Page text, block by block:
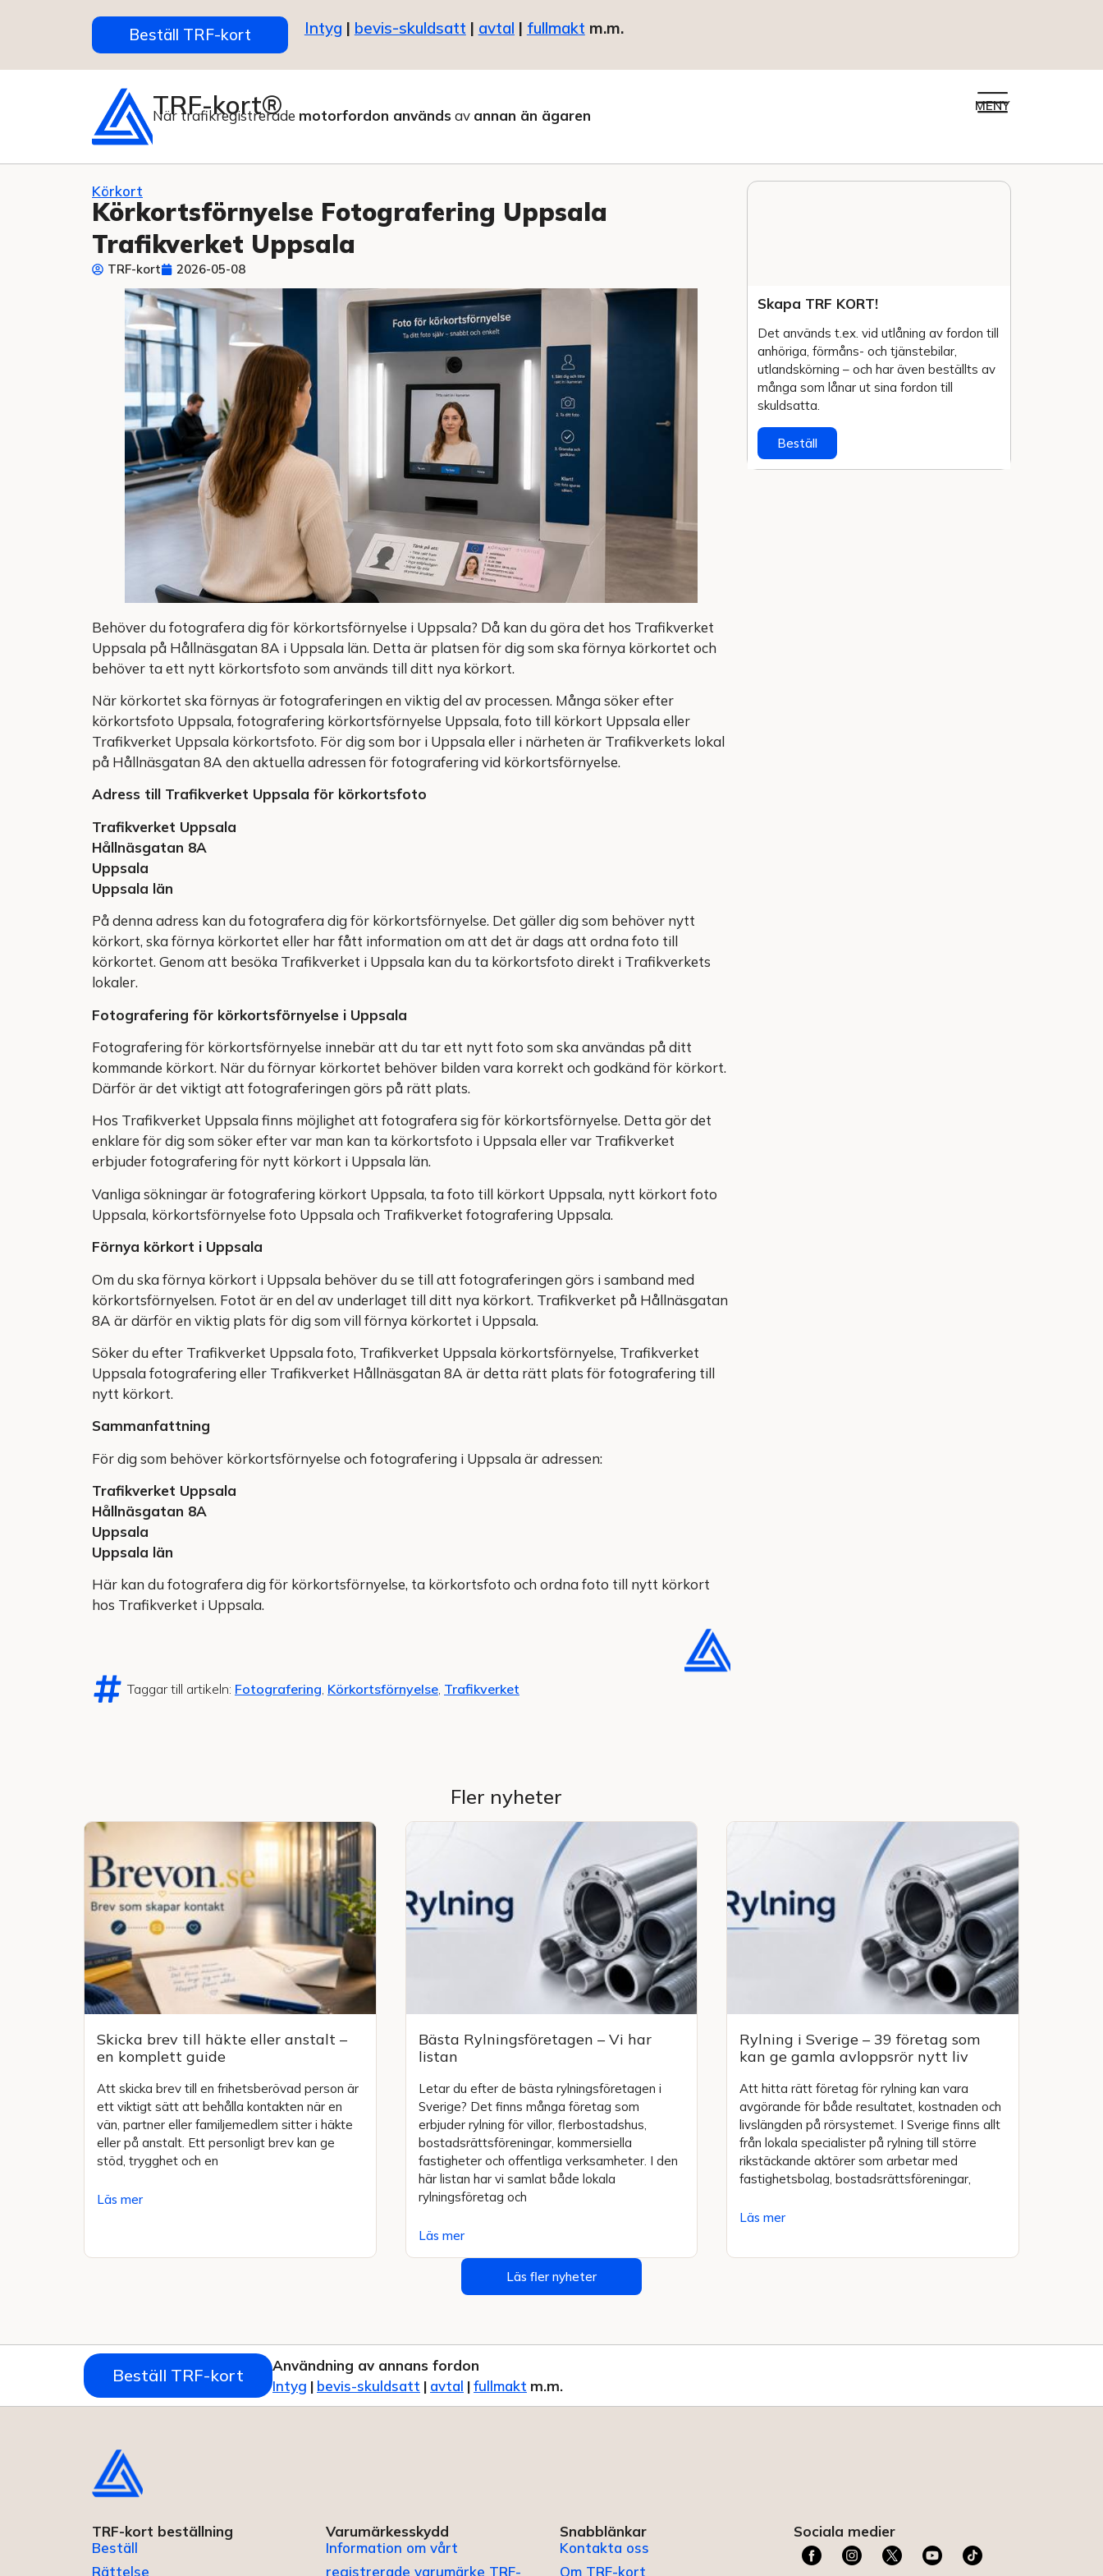
Beställ TRF-kort Intyg | bevis-skuldsatt | avtal | fullmakt m.m.
TRF-kort®
När trafikregistrerade motorfordon används av annan än ägaren
MENY
Körkort
Körkortsförnyelse Fotografering Uppsala
Trafikverket Uppsala
TRF-kort 2026-05-08
Behöver du fotografera dig för körkortsförnyelse i Uppsala? Då kan du göra det hos Trafikverket
Uppsala på Hållnäsgatan 8A i Uppsala län. Detta är platsen för dig som ska förnya körkortet och
behöver ta ett nytt körkortsfoto som används till ditt nya körkort.
När körkortet ska förnyas är fotograferingen en viktig del av processen. Många söker efter
körkortsfoto Uppsala, fotografering körkortsförnyelse Uppsala, foto till körkort Uppsala eller
Trafikverket Uppsala körkortsfoto. För dig som bor i Uppsala eller i närheten är Trafikverkets lokal
på Hållnäsgatan 8A den aktuella adressen för fotografering vid körkortsförnyelse.
Adress till Trafikverket Uppsala för körkortsfoto
Trafikverket Uppsala
Hållnäsgatan 8A
Uppsala
Uppsala län
På denna adress kan du fotografera dig för körkortsförnyelse. Det gäller dig som behöver nytt
körkort, ska förnya körkortet eller har fått information om att det är dags att ordna foto till
körkortet. Genom att besöka Trafikverket i Uppsala kan du ta körkortsfoto direkt i Trafikverkets
lokaler.
Fotografering för körkortsförnyelse i Uppsala
Fotografering för körkortsförnyelse innebär att du tar ett nytt foto som ska användas på ditt
kommande körkort. När du förnyar körkortet behöver bilden vara korrekt och godkänd för körkort.
Därför är det viktigt att fotograferingen görs på rätt plats.
Hos Trafikverket Uppsala finns möjlighet att fotografera sig för körkortsförnyelse. Detta gör det
enklare för dig som söker efter var man kan ta körkortsfoto i Uppsala eller var Trafikverket
erbjuder fotografering för nytt körkort i Uppsala län.
Vanliga sökningar är fotografering körkort Uppsala, ta foto till körkort Uppsala, nytt körkort foto
Uppsala, körkortsförnyelse foto Uppsala och Trafikverket fotografering Uppsala.
Förnya körkort i Uppsala
Om du ska förnya körkort i Uppsala behöver du se till att fotograferingen görs i samband med
körkortsförnyelsen. Fotot är en del av underlaget till ditt nya körkort. Trafikverket på Hållnäsgatan
8A är därför en viktig plats för dig som vill förnya körkortet i Uppsala.
Söker du efter Trafikverket Uppsala foto, Trafikverket Uppsala körkortsförnyelse, Trafikverket
Uppsala fotografering eller Trafikverket Hållnäsgatan 8A är detta rätt plats för fotografering till
nytt körkort.
Sammanfattning
För dig som behöver körkortsförnyelse och fotografering i Uppsala är adressen:
Trafikverket Uppsala
Hållnäsgatan 8A
Uppsala
Uppsala län
Här kan du fotografera dig för körkortsförnyelse, ta körkortsfoto och ordna foto till nytt körkort
hos Trafikverket i Uppsala.
Taggar till artikeln: Fotografering Körkortsförnyelse Trafikverket
Skapa TRF KORT!
Det används t.ex. vid utlåning av fordon till
anhöriga, förmåns- och tjänstebilar,
utlands­körning – och har även beställts av
många som lånar ut sina fordon till
skuldsatta.
Beställ
Fler nyheter
Skicka brev till häkte eller anstalt –
en komplett guide
Att skicka brev till en frihetsberövad person är
ett viktigt sätt att behålla kontakten när en
vän, partner eller familjemedlem sitter i häkte
eller på anstalt. Ett personligt brev kan ge
stöd, trygghet och en
Läs mer
Bästa Rylningsföretagen – Vi har
listan
Letar du efter de bästa rylningsföretagen i
Sverige? Det finns många företag som
erbjuder rylning för villor, flerbostadshus,
bostadsrättsföreningar, kommersiella
fastigheter och offentliga verksamheter. I den
här listan har vi samlat både lokala
rylningsföretag och
Läs mer
Rylning i Sverige – 39 företag som
kan ge gamla avloppsrör nytt liv
Att hitta rätt företag för rylning kan vara
avgörande för både resultatet, kostnaden och
livslängden på rörsystemet. I Sverige finns allt
från lokala specialister på rylning till större
rikstäckande aktörer som arbetar med
fastighetsbolag, bostadsrättsföreningar,
Läs mer
Läs fler nyheter
Beställ TRF-kort
Användning av annans fordon
Intyg | bevis-skuldsatt | avtal |fullmakt m.m.
TRF-kort beställning
Beställ
Rättelse
Varumärkesskydd
Information om vårt
registrerade varumärke TRF-
Snabblänkar
Kontakta oss
Om TRF-kort
Sociala medier